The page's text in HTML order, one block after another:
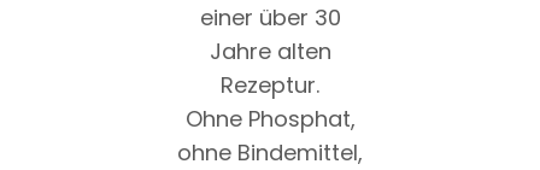
einer über 30
Jahre alten
Rezeptur.
Ohne Phosphat,
ohne Bindemittel,